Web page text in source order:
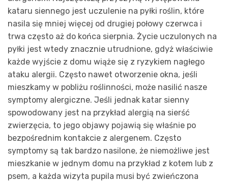
kataru siennego jest uczulenie na pyłki roślin, które
nasila się mniej więcej od drugiej połowy czerwca i
trwa często aż do końca sierpnia. Życie uczulonych na
pyłki jest wtedy znacznie utrudnione, gdyż właściwie
każde wyjście z domu wiąże się z ryzykiem nagłego
ataku alergii. Często nawet otworzenie okna, jeśli
mieszkamy w pobliżu roślinności, może nasilić nasze
symptomy alergiczne. Jeśli jednak katar sienny
spowodowany jest na przykład alergią na sierść
zwierzęcia, to jego objawy pojawią się właśnie po
bezpośrednim kontakcie z alergenem. Często
symptomy są tak bardzo nasilone, że niemożliwe jest
mieszkanie w jednym domu na przykład z kotem lub z
psem, a każda wizyta pupila musi być zwieńczona